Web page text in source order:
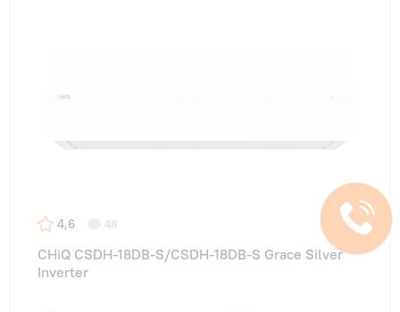
4,6 48
CHiQ CSDH-18DB-S/CSDH-18DB-S Grace Silver
Inverter